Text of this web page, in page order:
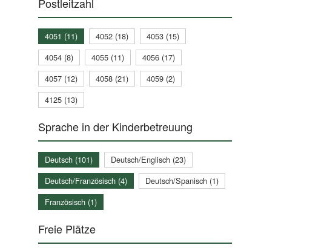
4051 (11) 4052 (18)
4053 (15)
4054 (8)
4055 (11)
4056 (17)
4057 (12)
4058 (21)
4059 (2)
4125 (13)
Sprache in der Kinderbetreuung
Deutsch (101)
Deutsch/Englisch (23)
Deutsch/Französisch (4)
Deutsch/Spanisch (1)
Französisch (1)
Freie Plätze